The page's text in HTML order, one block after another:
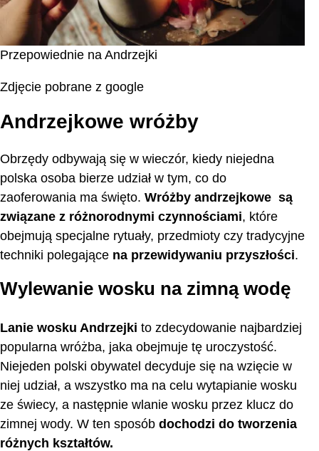
Przepowiednie na Andrzejki
Zdjęcie pobrane z google
Andrzejkowe wróżby
Obrzędy odbywają się w wieczór, kiedy niejedna
polska osoba bierze udział w tym, co do
zaoferowania ma święto. Wróżby andrzejkowe są
związane z różnorodnymi czynnościami, które
obejmują specjalne rytuały, przedmioty czy tradycyjne
techniki polegające na przewidywaniu przyszłości.
Wylewanie wosku na zimną wodę
Lanie wosku Andrzejki to zdecydowanie najbardziej
popularna wróżba, jaka obejmuje tę uroczystość.
Niejeden polski obywatel decyduje się na wzięcie w
niej udział, a wszystko ma na celu wytapianie wosku
ze świecy, a następnie wlanie wosku przez klucz do
zimnej wody. W ten sposób dochodzi do tworzenia
różnych kształtów.